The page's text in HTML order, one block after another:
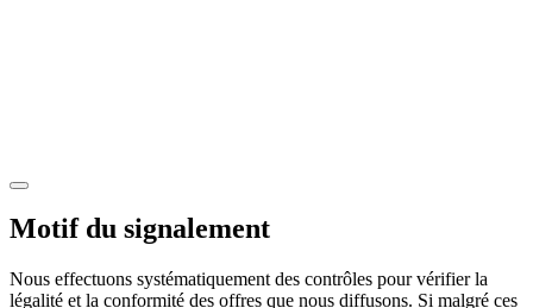
Motif du signalement
Nous effectuons systématiquement des contrôles pour vérifier la
légalité et la conformité des offres que nous diffusons. Si malgré ces